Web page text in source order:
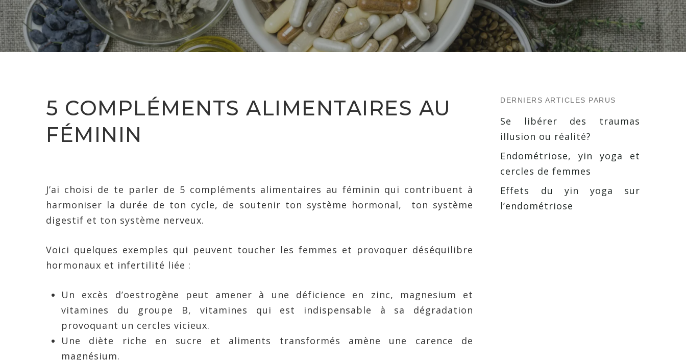
5 COMPLÉMENTS ALIMENTAIRES AU
FÉMININ
J’ai choisi de te parler de 5 compléments alimentaires au féminin qui contribuent à
harmoniser la durée de ton cycle, de soutenir ton système hormonal, ton système
digestif et ton système nerveux.
Voici quelques exemples qui peuvent toucher les femmes et provoquer déséquilibre
hormonaux et infertilité liée :
Un excès d’oestrogène peut amener à une déficience en zinc, magnesium et
vitamines du groupe B, vitamines qui est indispensable à sa dégradation
provoquant un cercles vicieux.
Une diète riche en sucre et aliments transformés amène une carence de
magnésium.
DERNIERS ARTICLES PARUS
Se libérer des traumas
illusion ou réalité?
Endométriose, yin yoga et
cercles de femmes
Effets du yin yoga sur
l’endométriose